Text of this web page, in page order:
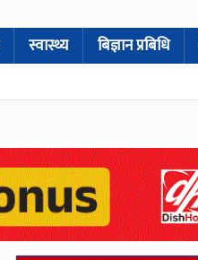
स्वास्थ्य बिज्ञान प्रबिधि